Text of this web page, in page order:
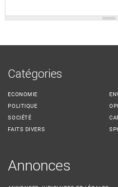
Catégories
ECONOMIE
POLITIQUE
SOCIÉTÉ
FAITS DIVERS
Annonces